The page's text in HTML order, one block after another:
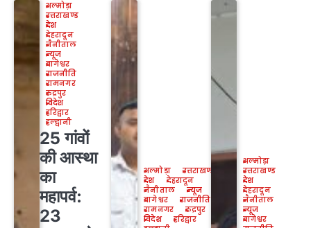
अल्मोड़ा
उत्तराखण्ड
देश
देहरादून
नैनीताल
न्यूज
बागेश्वर
राजनीति
रामनगर
रुद्रपुर
विदेश
हरिद्वार
हल्द्वानी
25 गांवों
की आस्था
का
महापर्व:
23
अल्मोड़ा
उत्तराखण्ड
देश
देहरादून
नैनीताल
न्यूज
बागेश्वर
राजनीति
रामनगर
रुद्रपुर
विदेश
हरिद्वार
अल्मोड़ा
उत्तराखण्ड
देश
देहरादून
नैनीताल
न्यूज
बागेश्वर